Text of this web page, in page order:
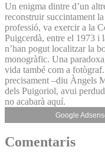
Un enigma dintre d’un
reconstruir succintament
professió, va exercir a la
Puigcerdà, entre el 1973 i
n’han pogut localitzar la
monogràfic. Una
vida també com a
precisament –diu Àngels
dels Puigoriol, avui
no acabarà aquí.
Google
Comentaris